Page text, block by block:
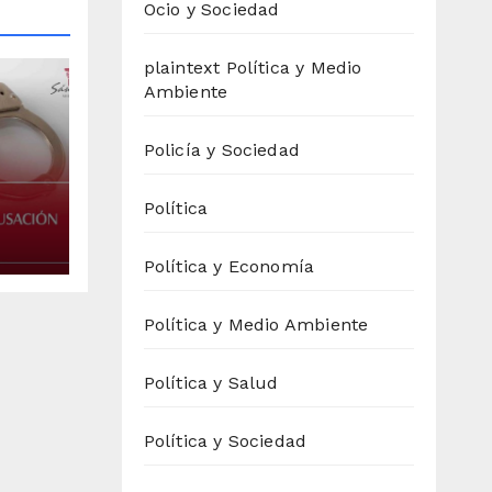
Ocio y Sociedad
plaintext Política y Medio
Ambiente
Policía y Sociedad
Política
Política y Economía
Política y Medio Ambiente
Política y Salud
Política y Sociedad